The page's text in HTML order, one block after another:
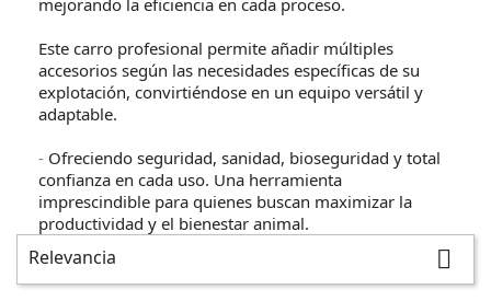
mejorando la eficiencia en cada proceso.
Este carro profesional permite añadir múltiples
accesorios según las necesidades específicas de su
explotación, convirtiéndose en un equipo versátil y
adaptable.
- Ofreciendo seguridad, sanidad, bioseguridad y total
confianza en cada uso. Una herramienta
imprescindible para quienes buscan maximizar la
productividad y el bienestar animal.
Relevancia 